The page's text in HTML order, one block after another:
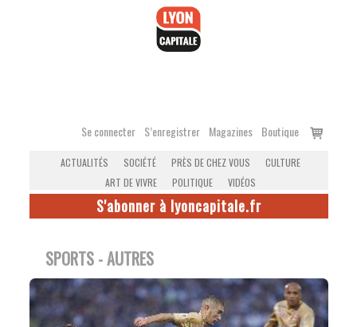
Se connecter S’enregistrer Magazines Boutique
Voir
ACTUALITÉS SOCIÉTÉ PRÈS DE CHEZ VOUS
CULTURE
ART DE VIVRE
POLITIQUE VIDÉOS
S'abonner à lyoncapitale.fr
SPORTS - AUTRES